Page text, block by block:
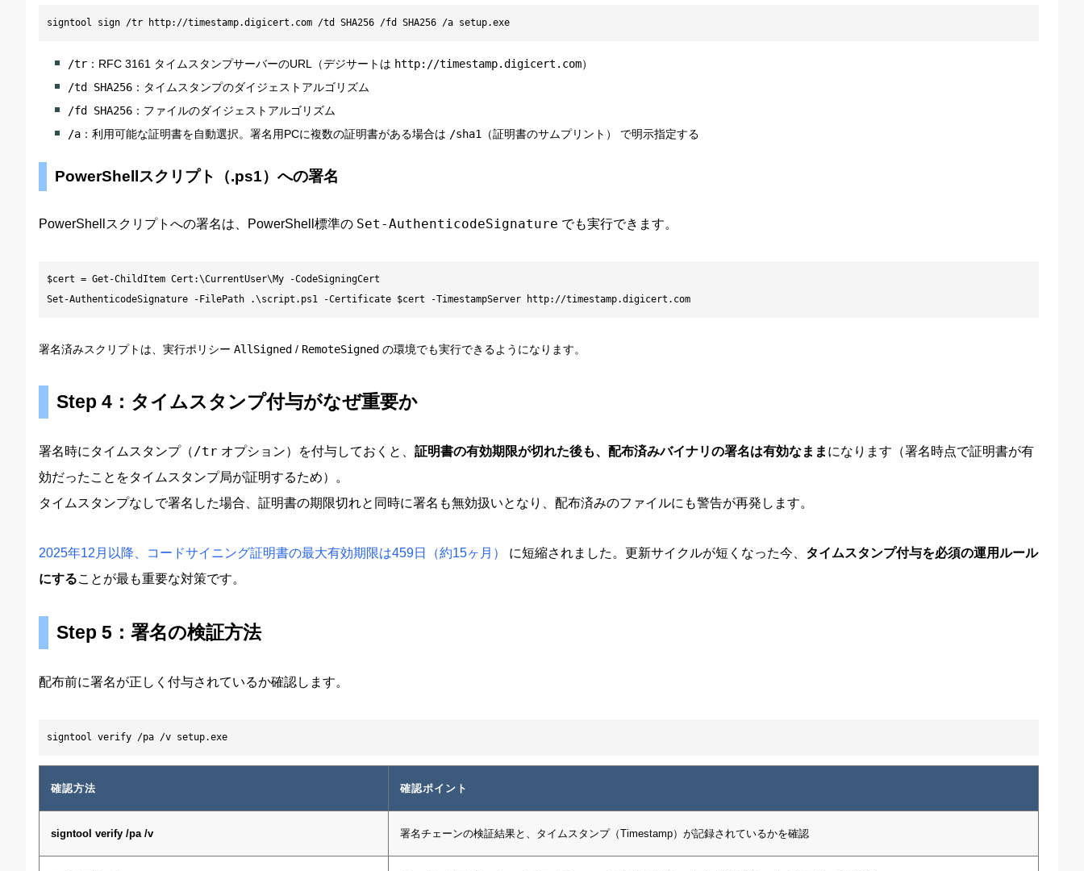
signtool sign /tr http://timestamp.digicert.com /td SHA256 /fd SHA256 /a setup.exe
/tr ：RFC 3161 タイムスタンプサーバーのURL（デジサートは http://timestamp.digicert.com）
/td SHA256 ：タイムスタンプのダイジェストアルゴリズム
/fd SHA256 ：ファイルのダイジェストアルゴリズム
/a ：利用可能な証明書を自動選択。署名用PCに複数の証明書がある場合は /sha1（証明書のサムプリント） で明示指定する
PowerShellスクリプト（.ps1）への署名
PowerShellスクリプトへの署名は、PowerShell標準の Set-AuthenticodeSignature でも実行できます。
$cert = Get-ChildItem Cert:\CurrentUser\My -CodeSigningCert
Set-AuthenticodeSignature -FilePath .\script.ps1 -Certificate $cert -TimestampServer http://timestamp.digicert.com
署名済みスクリプトは、実行ポリシー AllSigned / RemoteSigned の環境でも実行できるようになります。
Step 4：タイムスタンプ付与がなぜ重要か
署名時にタイムスタンプ（/tr オプション）を付与しておくと、 証明書の有効期限が切れた後も、配布済みバイナリの署名は有効なまま になります（署名時点で証明書が有
効だったことをタイムスタンプ局が証明するため）。
タイムスタンプなしで署名した場合、証明書の期限切れと同時に署名も無効扱いとなり、配布済みのファイルにも警告が再発します。
2025年12月以降、コードサイニング証明書の最大有効期限は459日（約15ヶ月） に短縮されました。更新サイクルが短くなった今、 タイムスタンプ付与を必須の運用ルール
にすることが最も重要な対策です。
Step 5：署名の検証方法
配布前に署名が正しく付与されているか確認します。
signtool verify /pa /v setup.exe
確認方法 確認ポイント
signtool verify /pa /v 署名チェーンの検証結果と、タイムスタンプ（Timestamp）が記録されているかを確認